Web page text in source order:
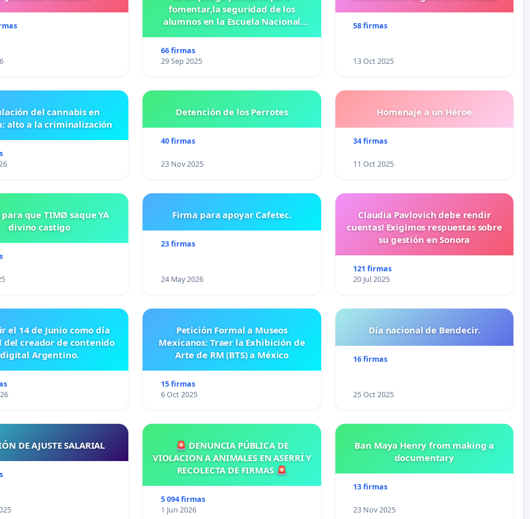
fomentar,la seguridad de los
alumnos en la Escuela Nacional
66 firmas
29 Sep 2025
58 firmas
13 Oct 2025
del cannabis en
alto a la criminalización
Detención de los Perrotes
40 firmas
23 Nov 2025
Homenaje a un Héroe
34 firmas
11 Oct 2025
que TIMØ saque YA
divino castigo
Firma para apoyar Cafetec.
23 firmas
24 May 2026
Claudia Pavlovich debe rendir
cuentas! Exigimos respuestas sobre
su gestión en Sonora
121 firmas
20 Jul 2025
el 14 de Junio como día
del creador de contenido
digital Argentino.
Petición Formal a Museos
Mexicanos: Traer la Exhibición de
Arte de RM (BTS) a México
15 firmas
6 Oct 2025
Día nacional de Bendecir.
16 firmas
25 Oct 2025
DE AJUSTE SALARIAL
🚨 DENUNCIA PÚBLICA DE
VIOLACION A ANIMALES EN ASERRÍ Y
RECOLECTA DE FIRMAS 🚨
5 094 firmas
1 Jun 2026
Ban Maya Henry from making a
documentary
13 firmas
23 Nov 2025